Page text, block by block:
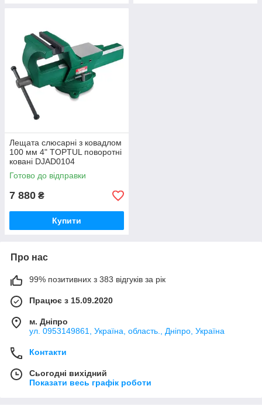
Лещата слюсарні з ковадлом
100 мм 4" TOPTUL поворотні
ковані DJAD0104
Готово до відправки
7 880 ₴
Купити
Про нас
99% позитивних з 383 відгуків за рік
Працює з 15.09.2020
м. Дніпро
ул. 0953149861, Україна, область., Дніпро, Україна
Контакти
Сьогодні вихідний
Показати весь графік роботи